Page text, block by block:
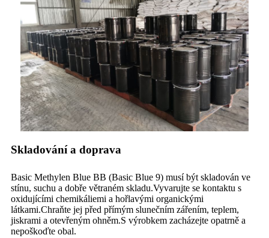
Skladování a doprava
Basic Methylen Blue BB (Basic Blue 9) musí být skladován ve
stínu, suchu a dobře větraném skladu.Vyvarujte se kontaktu s
oxidujícími chemikáliemi a hořlavými organickými
látkami.Chraňte jej před přímým slunečním zářením, teplem,
jiskrami a otevřeným ohněm.S výrobkem zacházejte opatrně a
nepoškoďte obal.